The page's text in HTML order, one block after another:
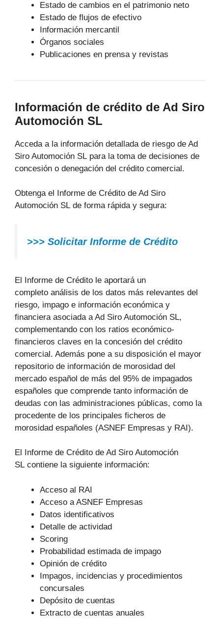
Estado de cambios en el patrimonio neto
Estado de flujos de efectivo
Información mercantil
Órganos sociales
Publicaciones en prensa y revistas
Información de crédito de Ad Siro
Automoción SL
Acceda a la información detallada de riesgo de Ad
Siro Automoción SL para la toma de decisiones de
concesión o denegación del crédito comercial.
Obtenga el Informe de Crédito de Ad Siro
Automoción SL de forma rápida y segura:
>>> Solicitar Informe de Crédito
El Informe de Crédito le aportará un
completo análisis de los datos más relevantes del
riesgo, impago e información económica y
financiera asociada a Ad Siro Automoción SL,
complementando con los ratios económico-
financieros claves en la concesión del crédito
comercial. Además pone a su disposición el mayor
repositorio de información de morosidad del
mercado español de más del 95% de impagados
españoles que comprende tanto información de
deudas con las administraciones públicas, como la
procedente de los principales ficheros de
morosidad españoles (ASNEF Empresas y RAI).
El Informe de Crédito de Ad Siro Automoción
SL contiene la siguiente información:
Acceso al RAI
Acceso a ASNEF Empresas
Datos identificativos
Detalle de actividad
Scoring
Probabilidad estimada de impago
Opinión de crédito
Impagos, incidencias y procedimientos
concursales
Depósito de cuentas
Extracto de cuentas anuales